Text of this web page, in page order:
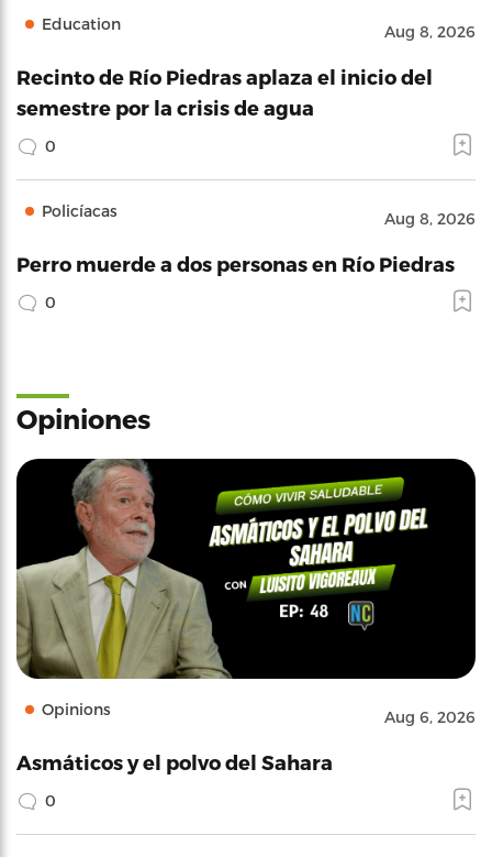
Education Aug 8, 2026
Recinto de Río Piedras aplaza el inicio del
semestre por la crisis de agua
0
Policíacas Aug 8, 2026
Perro muerde a dos personas en Río Piedras
0
Opiniones
Opinions Aug 6, 2026
Asmáticos y el polvo del Sahara
0